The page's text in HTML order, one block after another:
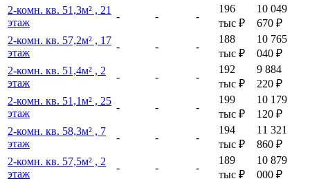
2-комн. кв. 51,3м² , 21
этаж
- - -
196
тыс ₽
10 049
670 ₽
2-комн. кв. 57,2м² , 17
этаж
- - -
188
тыс ₽
10 765
040 ₽
2-комн. кв. 51,4м² , 2
этаж
- - -
192
тыс ₽
9 884
220 ₽
2-комн. кв. 51,1м² , 25
этаж
- - -
199
тыс ₽
10 179
120 ₽
2-комн. кв. 58,3м² , 7
этаж
- - -
194
тыс ₽
11 321
860 ₽
2-комн. кв. 57,5м² , 2
этаж
- - -
189
тыс ₽
10 879
000 ₽